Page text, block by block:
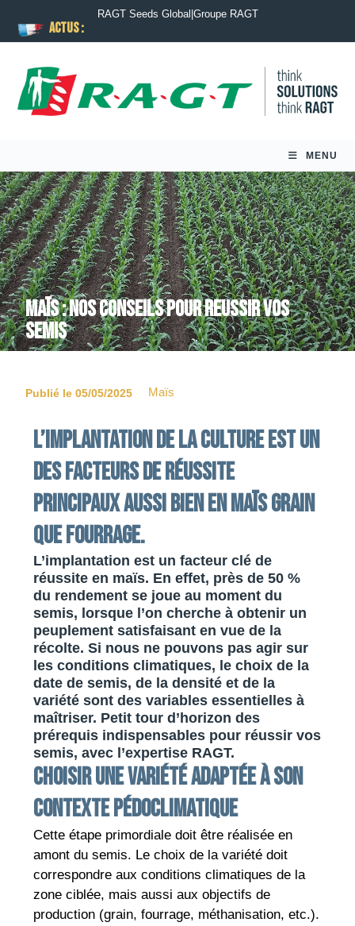
ACTUS :
RAGT Seeds Global Groupe RAGT
MENU
MAÏS : NOS CONSEILS POUR REUSSIR VOS
SEMIS
Publié le 05/05/2025 Maïs
L’implantation de la culture est un
des facteurs de réussite
principaux AUSSI BIEN EN MAÏS GRAIN
QUE FOURRAGE.
L’implantation est un facteur clé de
réussite en maïs. En effet, près de 50 %
du rendement se joue au moment du
semis, lorsque l’on cherche à obtenir un
peuplement satisfaisant en vue de la
récolte. Si nous ne pouvons pas agir sur
les conditions climatiques, le choix de la
date de semis, de la densité et de la
variété sont des variables essentielles à
maîtriser. Petit tour d’horizon des
prérequis indispensables pour réussir vos
semis, avec l’expertise RAGT.
Choisir une variété adaptée à son
contexte pédoclimatique
Cette étape primordiale doit être réalisée en
amont du semis. Le choix de la variété doit
correspondre aux conditions climatiques de la
zone ciblée, mais aussi aux objectifs de
production (grain, fourrage, méthanisation, etc.).